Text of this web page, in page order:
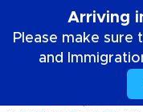
Arriving
Please make sure
and
Coisas para fazer